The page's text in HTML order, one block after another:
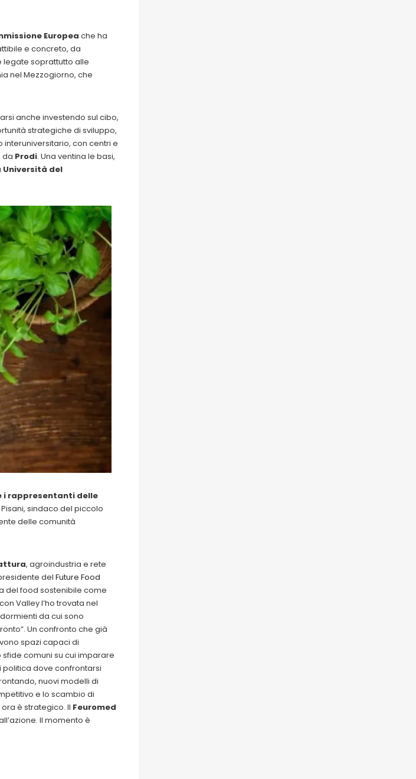
Europea che ha
e concreto, da
legate soprattutto alle
nel Mezzogiorno, che
anche investendo sul cibo,
strategiche di sviluppo,
interuniversitario, con centri e
da Prodi. Una ventina le basi,
Università del
i rappresentanti delle
sindaco del piccolo
delle comunità
, agroindustria e rete
del Future Food
del food sostenibile come
Valley l’ho trovata nel
da cui sono
Un confronto che già
spazi capaci di
comuni su cui imparare
dove confrontarsi
nuovi modelli di
e lo scambio di
è strategico. Il Feuromed
Il momento è